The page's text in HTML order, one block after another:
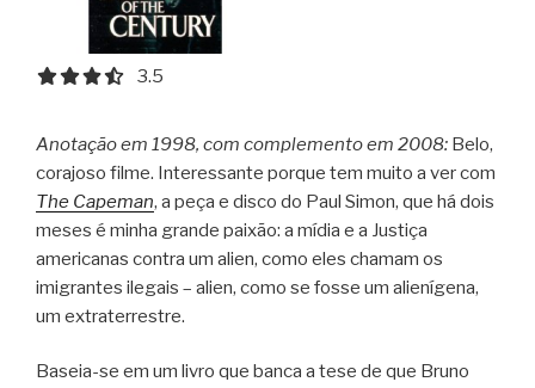
3.5 out of 5.0 stars
3.5
Anotação em 1998, com complemento em 2008: Belo,
corajoso filme. Interessante porque tem muito a ver com
The Capeman, a peça e disco do Paul Simon, que há dois
meses é minha grande paixão: a mídia e a Justiça
americanas contra um alien, como eles chamam os
imigrantes ilegais – alien, como se fosse um alienígena,
um extraterrestre.
Baseia-se em um livro que banca a tese de que Bruno